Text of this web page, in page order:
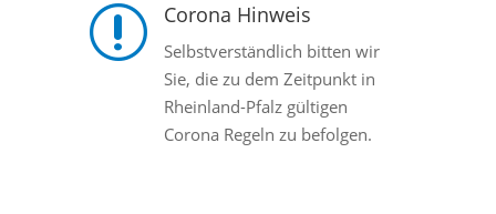
r Corona Hinweis
Selbstverständlich bitten wir
Sie, die zu dem Zeitpunkt in
Rheinland-Pfalz gültigen
Corona Regeln zu befolgen.